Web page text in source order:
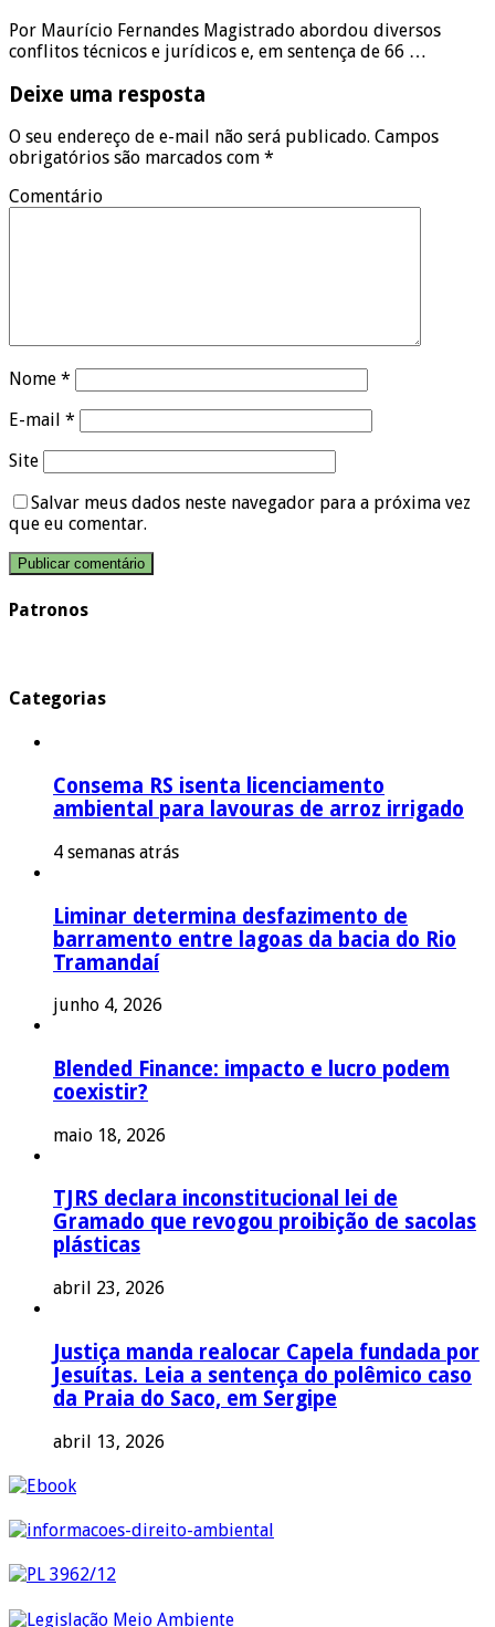
Por Maurício Fernandes Magistrado abordou diversos
conflitos técnicos e jurídicos e, em sentença de 66 …
Deixe uma resposta
O seu endereço de e-mail não será publicado. Campos
obrigatórios são marcados com *
Comentário
Nome *
E-mail *
Site
Salvar meus dados neste navegador para a próxima vez
que eu comentar.
Patronos
Categorias
Consema RS isenta licenciamento
ambiental para lavouras de arroz irrigado
4 semanas atrás
Liminar determina desfazimento de
barramento entre lagoas da bacia do Rio
Tramandaí
junho 4, 2026
Blended Finance: impacto e lucro podem
coexistir?
maio 18, 2026
TJRS declara inconstitucional lei de
Gramado que revogou proibição de sacolas
plásticas
abril 23, 2026
Justiça manda realocar Capela fundada por
Jesuítas. Leia a sentença do polêmico caso
da Praia do Saco, em Sergipe
abril 13, 2026